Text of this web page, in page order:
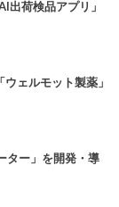
出荷検品アプリ」
ェルモット製薬」
ター」を開発・導